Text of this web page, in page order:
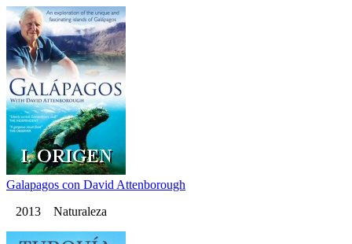
Galapagos con David Attenborough
2013 Naturaleza